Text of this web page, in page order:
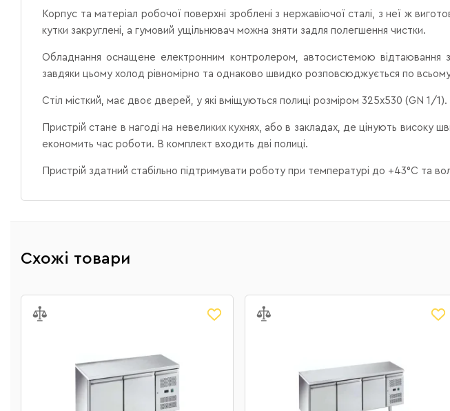
Корпус та матеріал робочої поверхні зроблені з нержавіючої сталі, з неї ж
кутки закруглені, а гумовий ущільнювач можна зняти задля полегшення чистки.
Обладнання оснащене електронним контролером, автосистемою відтаювання
завдяки цьому холод рівномірно та однаково швидко розповсюджується по
Стіл місткий, має двоє дверей, у які вміщуються полиці розміром 325х530 (GN 1/1).
Пристрій стане в нагоді на невеликих кухнях, або в закладах, де цінують високу
економить час роботи. В комплект входить дві полиці.
Пристрій здатний стабільно підтримувати роботу при температурі до +43°C та
Схожі товари